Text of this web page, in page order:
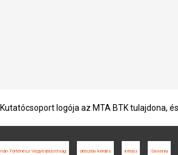
logója az MTA BTK tulajdona,
Történész Vegyesbizottság délszláv kérdés interjú Slovenia